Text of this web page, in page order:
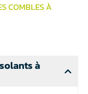
COMBLES À
à